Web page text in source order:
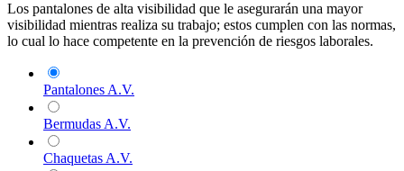
Los pantalones de alta visibilidad que le asegurarán una mayor
visibilidad mientras realiza su trabajo; estos cumplen con las normas,
lo cual lo hace competente en la prevención de riesgos laborales.
Pantalones A.V.
Bermudas A.V.
Chaquetas A.V.